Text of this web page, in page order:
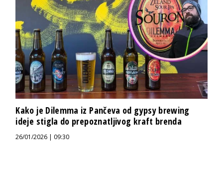
Kako je Dilemma iz Pančeva od gypsy brewing
ideje stigla do prepoznatljivog kraft brenda
26/01/2026 | 09:30